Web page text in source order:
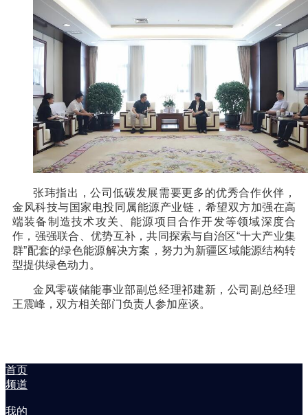
张玮指出，公司低碳发展需要更多的优秀合作伙伴，
金风科技与国家电投同属能源产业链，希望双方加强在高
端装备制造技术攻关、能源项目合作开发等领域深度合
作，强强联合、优势互补，共同探索与自治区“十大产业集
群”配套的绿色能源解决方案，努力为新疆区域能源结构转
型提供绿色动力。
金风零碳储能事业部副总经理祁建新，公司副总经理
王震峰，双方相关部门负责人参加座谈。
首页
频道
我的